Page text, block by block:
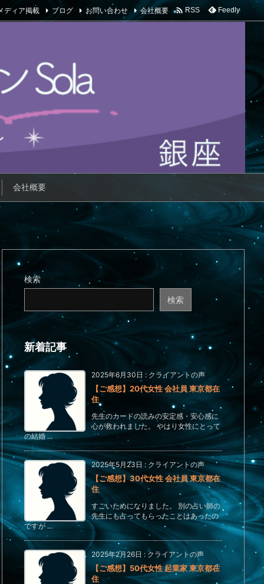
会社概要
ディア掲載 ブログ お問い合わせ 会社概要  RSS Feedly
検索
検索
新着記事
2025年6月30日 : クライアントの声
【ご感想】20代女性 会社員 東京都在
住
先生のカードの読みの安定感・安心感に
心が救われました。 やはり女性にとって
の結婚 ...
2025年5月23日 : クライアントの声
【ご感想】30代女性 会社員 東京都在
住
すごいためになりました。 別の占い師の
先生にも占ってもらったことはあったの
ですが ...
2025年2月26日 : クライアントの声
【ご感想】50代女性 起業家 東京都在
住